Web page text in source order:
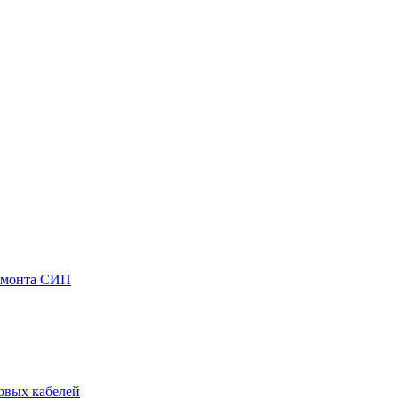
СИП
кабелей